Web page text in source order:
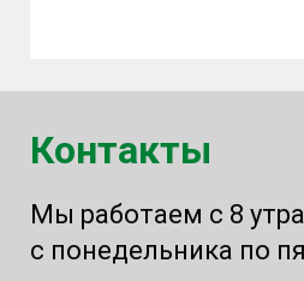
Контакты
Мы работаем с 8
с понедельника по